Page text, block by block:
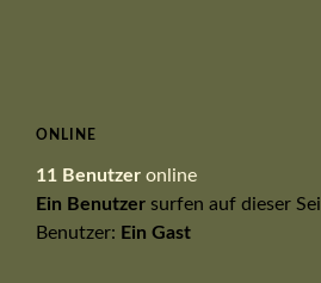
ONLINE
11 Benutzer online
Ein Benutzer surfen auf dieser
Benutzer: Ein Gast